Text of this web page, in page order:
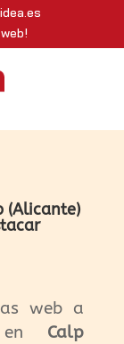
(Alicante)
web a
en Calp